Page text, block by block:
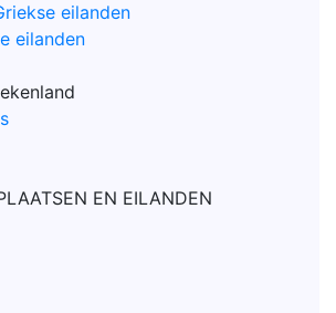
eilanden
eilanden
EN EILANDEN